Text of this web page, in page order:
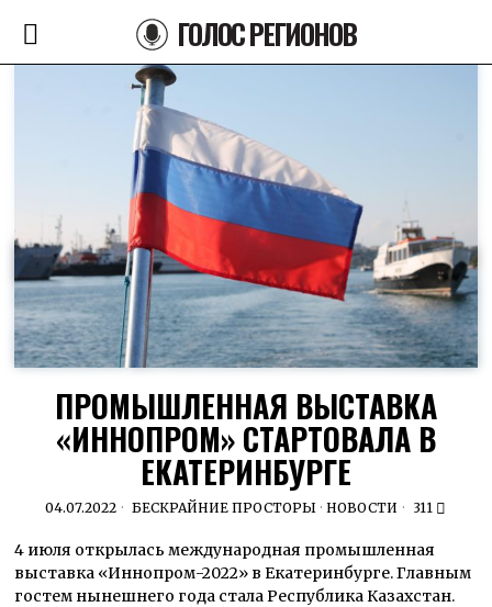
ГОЛОС РЕГИОНОВ
ПРОМЫШЛЕННАЯ ВЫСТАВКА
«ИННОПРОМ» СТАРТОВАЛА В
ЕКАТЕРИНБУРГЕ
04.07.2022 БЕСКРАЙНИЕ ПРОСТОРЫ · НОВОСТИ 311
4 июля открылась международная промышленная
выставка «Иннопром-2022» в Екатеринбурге. Главным
гостем нынешнего года стала Республика Казахстан.